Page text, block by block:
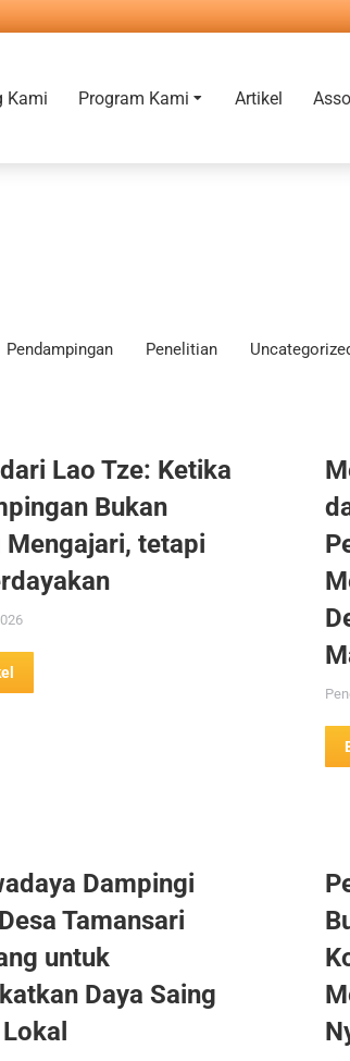
Kami Program Kami Artikel
Pendampingan Penelitian
Lao Tze: Ketika
Bukan
Mengajari, tetapi
Dampingi
Tamansari
untuk
Daya Saing